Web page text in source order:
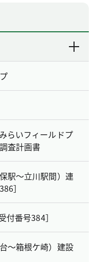
らいフィールドプ
査計画書
駅～立川駅間）連
］
番号384］
～箱根ケ崎）建設